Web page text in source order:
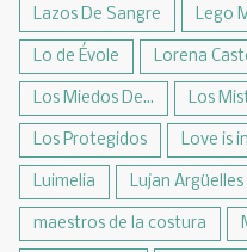
Lazos De Sangre Lego
Lo de Évole Lorena
Los Miedos De... Los
Los Protegidos Love is
Luimelia Lujan Argüelles
maestros de la costura